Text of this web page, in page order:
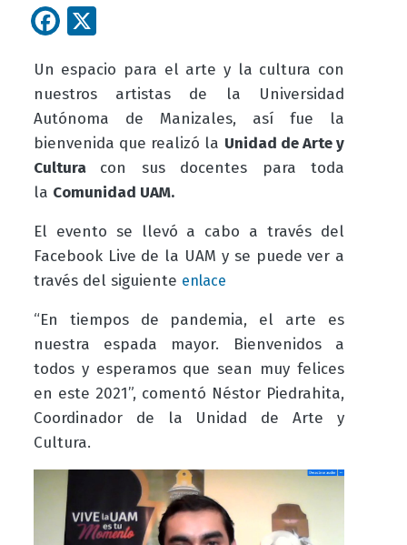
Facebook
Un espacio para el arte y la cultura con
nuestros artistas de la Universidad
Autónoma de Manizales, así fue la
bienvenida que realizó la Unidad de Arte y
Cultura con sus docentes para toda
la Comunidad UAM.
El evento se llevó a cabo a través del
Facebook Live de la UAM y se puede ver a
través del siguiente enlace
“En tiempos de pandemia, el arte es
nuestra espada mayor. Bienvenidos a
todos y esperamos que sean muy felices
en este 2021”, comentó Néstor Piedrahita,
Coordinador de la Unidad de Arte y
Cultura.